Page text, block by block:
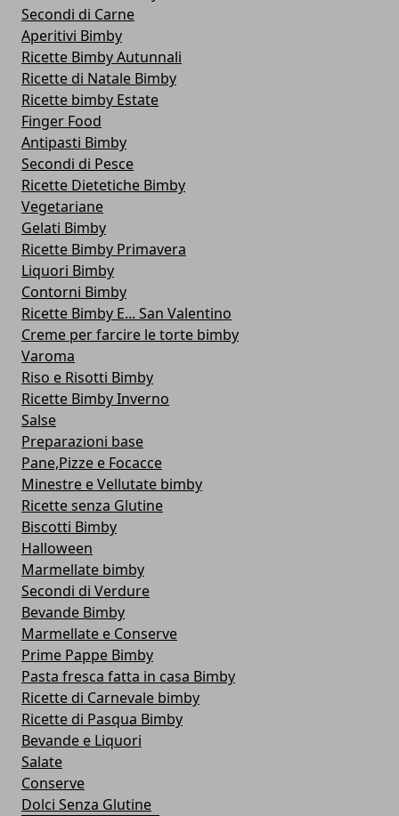
Secondi di Carne
Aperitivi Bimby
Ricette Bimby Autunnali
Ricette di Natale Bimby
Ricette bimby Estate
Finger Food
Antipasti Bimby
Secondi di Pesce
Ricette Dietetiche Bimby
Vegetariane
Gelati Bimby
Ricette Bimby Primavera
Liquori Bimby
Contorni Bimby
Ricette Bimby E... San Valentino
Creme per farcire le torte bimby
Varoma
Riso e Risotti Bimby
Ricette Bimby Inverno
Salse
Preparazioni base
Pane,Pizze e Focacce
Minestre e Vellutate bimby
Ricette senza Glutine
Biscotti Bimby
Halloween
Marmellate bimby
Secondi di Verdure
Bevande Bimby
Marmellate e Conserve
Prime Pappe Bimby
Pasta fresca fatta in casa Bimby
Ricette di Carnevale bimby
Ricette di Pasqua Bimby
Bevande e Liquori
Salate
Conserve
Dolci Senza Glutine